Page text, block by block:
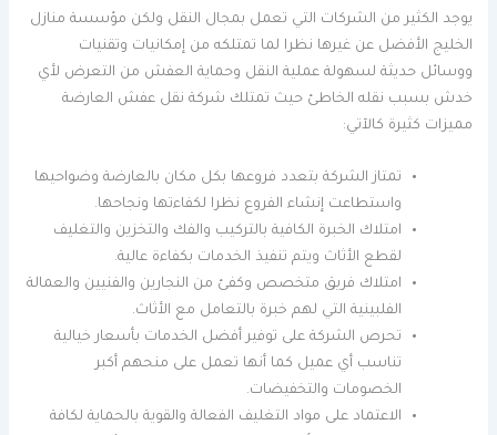
يوجد الكثير من الشركات التي تعمل بمجال النقل ولكن مؤسسة منازل
الخليج الأفضل عن غيرها نظرا لما تمتلكه من إمكانيات وتقنيات
ووسائل حديثة لسهولة عملية النقل وحماية العفش من التعرض لأي
خدش بسبب نقله الخاطئ حيث تمتلك شركة نقل عفش العارضة
مميزات كثيرة كالآتي:
تمتاز الشركة بتعدد فروعها بكل مكان بالعارضة وضواحيها
واستطاعت إنشاء الفروع نظرا لكفاءتها ونجاحها.
امتلاك الخبرة الكافية بالتركيب والفك والتخزين والتغليف
لقطع الأثاث ويتم تنفيذ الخدمات بكفاءة عالية.
امتلاك فريق متخصص وكفئ من النجارين والفنيين والعمالة
الفلبينية التي لهم خبرة بالتعامل مع الأثاث.
تحرص الشركة على توفير أفضل الخدمات بأسعار خيالية
تناسب أي عميل كما أنها تعمل على منحهم أكبر
الخصومات والتخفيضات.
الاعتماد على مواد التغليف الفعالة والقوية بالحماية لكافة